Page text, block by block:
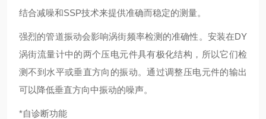
结合减噪和SSP技术来提供准确而稳定的测量。
强烈的管道振动会影响涡街频率检测的准确性。安装在DY
涡街流量计中的两个压电元件具有极化结构，所以它们检
测不到水平或垂直方向的振动。通过调整压电元件的输出
可以降低垂直方向中振动的噪声。
*自诊断功能